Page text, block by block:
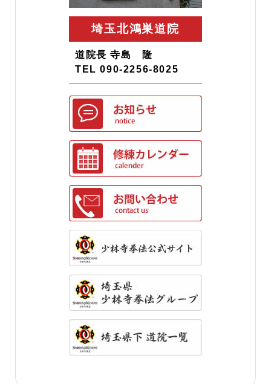
埼玉北鴻巣道院
道院長 寺島 隆
TEL 090-2256-8025